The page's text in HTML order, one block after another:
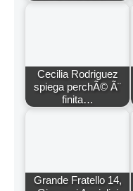
Cecilia Rodriguez
spiega perchÃ© Ã¨
finita…
Grande Fratello 14,